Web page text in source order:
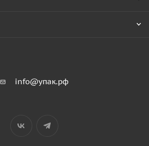
info@упак.рф